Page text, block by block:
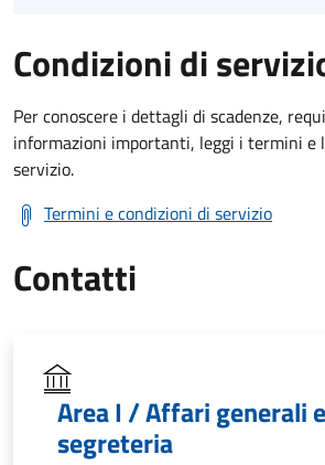
Condizioni di
Per conoscere i dettagli di scadenze,
informazioni importanti, leggi i termini e
servizio.
Termini e condizioni di servizio
Contatti
Area I / Affari generali
segreteria